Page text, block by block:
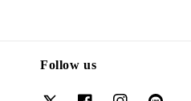
Follow us